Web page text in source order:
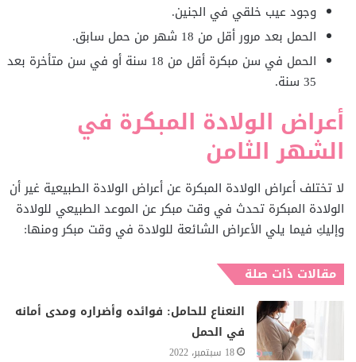
وجود عيب خلقي في الجنين.
الحمل بعد مرور أقل من 18 شهر من حمل سابق.
الحمل في سن مبكرة أقل من 18 سنة أو في سن متأخرة بعد
35 سنة.
أعراض الولادة المبكرة في
الشهر الثامن
لا تختلف أعراض الولادة المبكرة عن أعراض الولادة الطبيعية غير أن
الولادة المبكرة تحدث في وقت مبكر عن الموعد الطبيعي للولادة
وإليكِ فيما يلي الأعراض الشائعة للولادة في وقت مبكر ومنها:
مقالات ذات صلة
النعناع للحامل: فوائده وأضراره ومدى أمانه
في الحمل
18 سبتمبر، 2022